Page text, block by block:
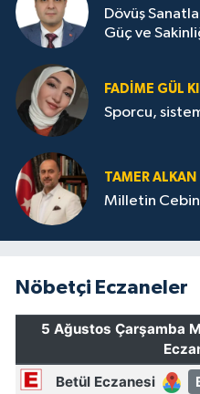
Dövüş
Güç ve
FADIME GÜL
Sporcu,
TAMER ALKAN
Milletin
Nöbetçi Eczaneler